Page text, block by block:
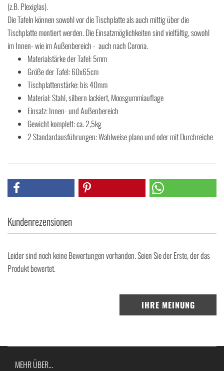
(z.B. Plexiglas).
Die Tafeln können sowohl vor die Tischplatte als auch mittig über die
Tischplatte montiert werden. Die Einsatzmöglichkeiten sind vielfältig, sowohl
im Innen- wie im Außenbereich - auch nach Corona.
Materialstärke der Tafel: 5mm
Größe der Tafel: 60x65cm
Tischplattenstärke: bis 40mm
Material: Stahl, silbern lackiert, Moosgummiauflage
Einsatz: Innen- und Außenbereich
Gewicht komplett: ca. 2,5kg
2 Standardausführungen: Wahlweise plano und oder mit Durchreiche
Kundenrezensionen
Leider sind noch keine Bewertungen vorhanden. Seien Sie der Erste, der das
Produkt bewertet.
IHRE MEINUNG
MEHR ÜBER...